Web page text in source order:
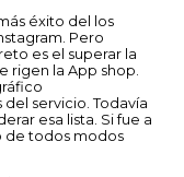
éxito del los
Pero
es el superar la
rigen la App shop.
servicio. Todavía
esa lista. Si fue a
de todos modos